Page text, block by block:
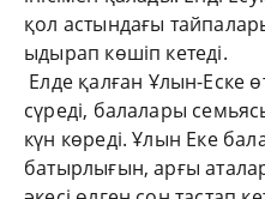
қол астындағы
ыдырап көшіп кетеді.
Елде қалған Ұлын-Еске
сүреді, балалары
күн көреді. Ұлын Еке
батырлығын, арғы